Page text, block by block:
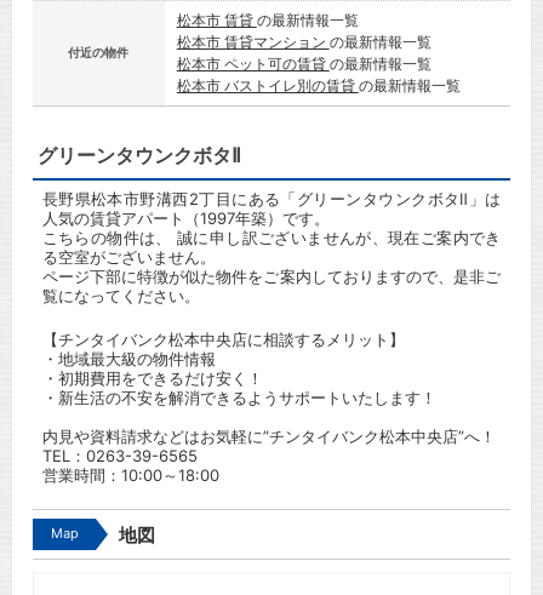
付近の物件
松本市 賃貸 の最新情報一覧
松本市 賃貸マンション の最新情報一覧
松本市 ペット可の賃貸 の最新情報一覧
松本市 バストイレ別の賃貸 の最新情報一覧
グリーンタウンクボタⅡ
長野県松本市野溝西2丁目にある「グリーンタウンクボタⅡ」は
人気の賃貸アパート（1997年築）です。
こちらの物件は、 誠に申し訳ございませんが、現在ご案内でき
る空室がございません。
ページ下部に特徴が似た物件をご案内しておりますので、是非ご
覧になってください。
【チンタイバンク松本中央店に相談するメリット】
・地域最大級の物件情報
・初期費用をできるだけ安く！
・新生活の不安を解消できるようサポートいたします！
内見や資料請求などはお気軽に”チンタイバンク松本中央店”へ！
TEL： 0263-39-6565
営業時間：10:00～18:00
Map 地図